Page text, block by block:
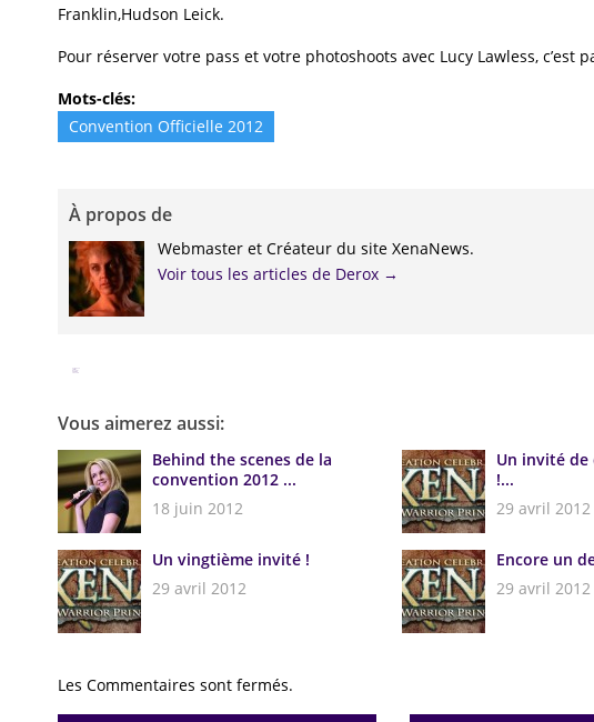
Franklin,Hudson Leick.
Pour réserver votre pass et votre photoshoots avec Lucy Lawless, c’est
Mots-clés:
Convention Officielle 2012
À propos de
Webmaster et Créateur du site XenaNews.
Voir tous les articles de Derox →
Vous aimerez aussi:
Behind the scenes de la
convention 2012 ...
18 juin 2012
Un invité
!...
29 avril 2012
Un vingtième invité !
29 avril 2012
Encore un
29 avril 2012
Les Commentaires sont fermés.